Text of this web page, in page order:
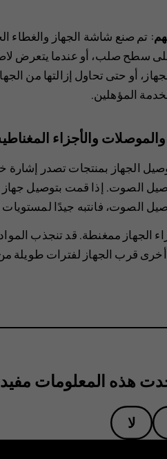
: تم صنع شاشة الجهاز والغطاء
سطح صلب، أو عندما يتعرض
أو حتى تحاول إزالتها من
المؤهلين.
والموصلات والأجزاء
الجهاز بمنتجات تصدر
الصوت. إذا قمت بتوصيل
الصوت، فانتبه جيدًا
الجهاز ممغنطة. قد تنجذب المواد
قرب الجهاز لفترات طويلة
هذه المعلومات
لا